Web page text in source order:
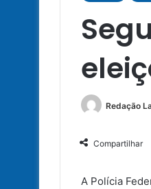
Redação
Compartilhar
A Polícia